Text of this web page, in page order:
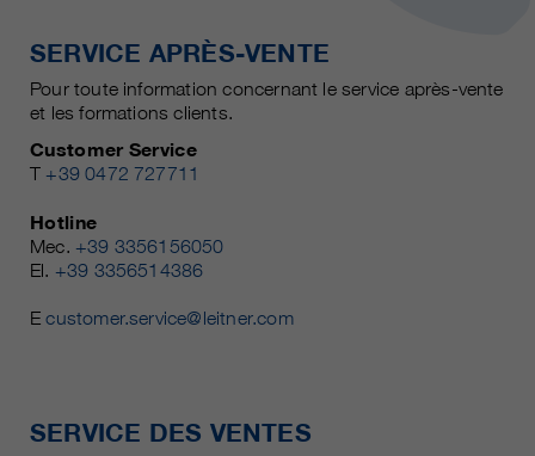
SERVICE APRÈS-VENTE
Pour toute information concernant le service après-vente
et les formations clients.
Customer Service
T +39 0472 727711
Hotline
Mec. +39 3356156050
El. +39 3356514386
Ecustomer.service@leitner.com
SERVICE DES VENTES